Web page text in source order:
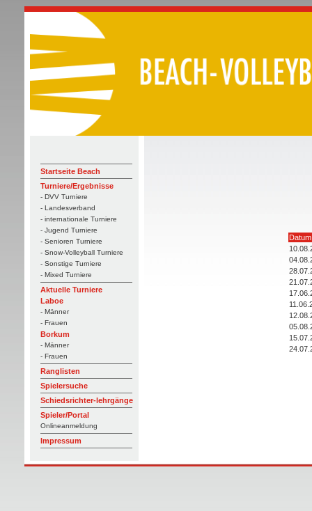
Startseite Beach
Turniere/Ergebnisse
- DVV Turniere
- Landesverband
- internationale Turniere
- Jugend Turniere
- Senioren Turniere
- Snow-Volleyball Turniere
- Sonstige Turniere
- Mixed Turniere
Aktuelle Turniere
Laboe
- Männer
- Frauen
Borkum
- Männer
- Frauen
Ranglisten
Spielersuche
Schiedsrichter-lehrgänge
Spieler/Portal
Onlineanmeldung
Impressum
Datum